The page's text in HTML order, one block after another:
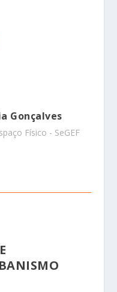
Gonçalves
Físico - SeGEF